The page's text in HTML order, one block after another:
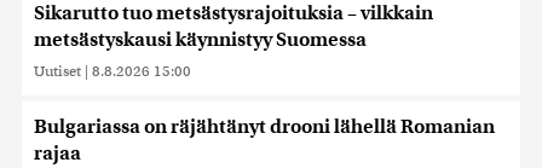
Sikarutto tuo metsästysrajoituksia – vilkkain
metsästyskausi käynnistyy Suomessa
Uutiset | 8.8.2026 15:00
Bulgariassa on räjähtänyt drooni lähellä Romanian
rajaa